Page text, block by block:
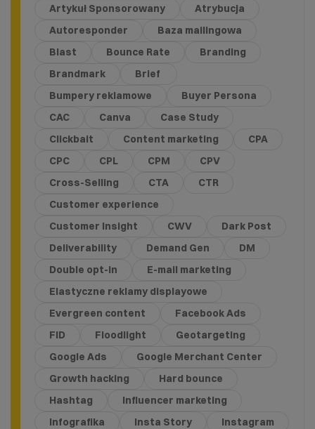
Artykuł Sponsorowany
Atrybucja
Autoresponder
Baza mailingowa
Blast
Bounce Rate
Branding
Brandmark
Brief
Bumpery reklamowe
Buyer Persona
CAC
Canva
Case Study
Clickbait
Content marketing
CPA
CPC
CPL CPM
CPV
Cross-Selling
CTA
CTR
Customer experience
Customer Insight
CWV
Dark Post
Deliverability
Demand Gen
DM
Double opt-in
E-mail marketing
Elastyczne reklamy displayowe
Evergreen content
Facebook Ads
FID
Floodlight
Geotargeting
Google Ads
Google Merchant Center
Growth hacking
Hard bounce
Hashtag
Influencer marketing
Infografika
Insta Story
Instagram